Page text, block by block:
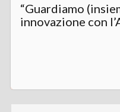
“Guardiamo
innovazione con